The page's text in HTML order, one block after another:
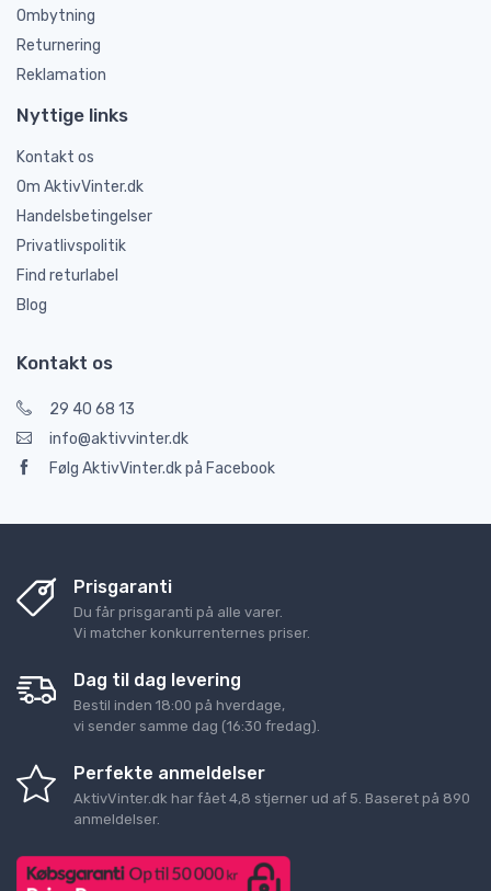
Ombytning
Returnering
Reklamation
Nyttige links
Kontakt os
Om AktivVinter.dk
Handelsbetingelser
Privatlivspolitik
Find returlabel
Blog
Kontakt os
29 40 68 13
info@aktivvinter.dk
Følg AktivVinter.dk på Facebook
Prisgaranti
Du får prisgaranti på alle varer.
Vi matcher konkurrenternes priser.
Dag til dag levering
Bestil inden 18:00 på hverdage,
vi sender samme dag (16:30 fredag).
Perfekte anmeldelser
AktivVinter.dk har fået 4,8 stjerner ud af 5 . Baseret på 890
anmeldelser.